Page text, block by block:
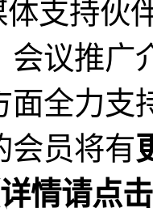
持伙伴
会议推广
面全力支
会员将有
情请点